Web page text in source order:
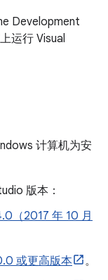
Development
运行 Visual
计算机为安
版本：
（2017 年 10 月
或更高版本
。